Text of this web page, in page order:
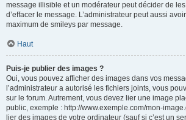
message illisible et un modérateur peut décider de
d’effacer le message. L’administrateur peut aussi
maximum de smileys par message.
Haut
Puis-je publier des images ?
Oui, vous pouvez afficher des images dans vos
l’administrateur a autorisé les fichiers joints, vous
sur le forum. Autrement, vous devez lier une image
public, exemple : http://www.exemple.com/mon-
lier des images de votre ordinateur (sauf si c’est un